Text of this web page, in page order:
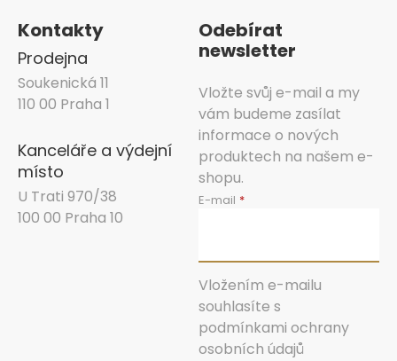
Kontakty
Prodejna
Soukenická 11
110 00 Praha 1
Kanceláře a výdejní
místo
U Trati 970/38
100 00 Praha 10
Odebírat
newsletter
Vložte svůj e-mail a my
vám budeme zasílat
informace o nových
produktech na našem e-
shopu.
E-mail
Vložením e-mailu
souhlasíte s
podmínkami ochrany
osobních údajů